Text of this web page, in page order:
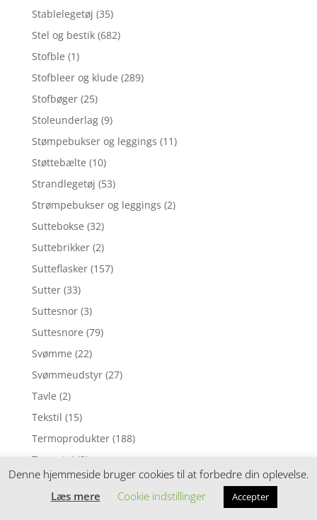
Stablelegetøj (35)
Stel og bestik (682)
Stofble (1)
Stofbleer og klude (289)
Stofbøger (25)
Stoleunderlag (9)
Stømpebukser og leggings (11)
Støttebælte (10)
Strandlegetøj (53)
Strømpebukser og leggings (2)
Suttebokse (32)
Suttebrikker (2)
Sutteflasker (157)
Sutter (33)
Suttesnor (3)
Suttesnore (79)
Svømme (22)
Svømmeudstyr (27)
Tavle (2)
Tekstil (15)
Termoprodukter (188)
Termotøj (2)
Til barnevognen (134)
Til bilen (18)
Denne hjemmeside bruger cookies til at forbedre din oplevelse.
Læs mere
Cookie indstillinger Accepter